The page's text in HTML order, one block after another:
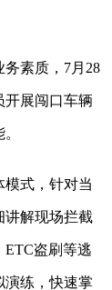
素质，7月28
开展闯口车辆
式，针对当
讲解现场拦截
盗刷等逃
演练，快速掌